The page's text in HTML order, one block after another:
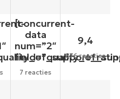
[concurrent-
data
num=”2″
7 reacties
9,4
876 reacties